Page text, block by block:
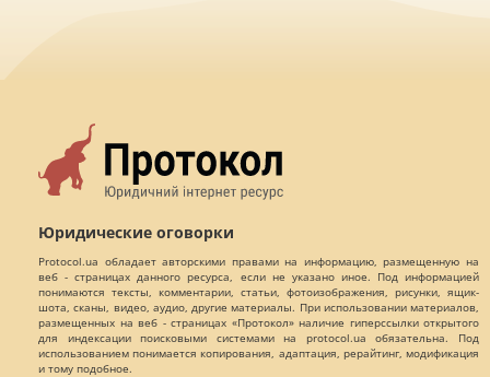
Юридические оговорки
Protocol.ua обладает авторскими правами на информацию, размещенную на
веб - страницах данного ресурса, если не указано иное. Под информацией
понимаются тексты, комментарии, статьи, фотоизображения, рисунки, ящик-
шота, сканы, видео, аудио, другие материалы. При использовании материалов,
размещенных на веб - страницах «Протокол» наличие гиперссылки открытого
для индексации поисковыми системами на protocol.ua обязательна. Под
использованием понимается копирования, адаптация, рерайтинг, модификация
и тому подобное.